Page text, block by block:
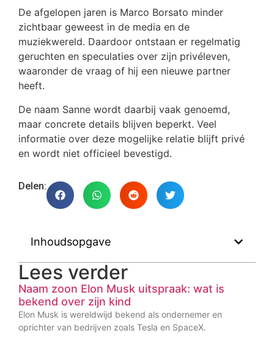
De afgelopen jaren is Marco Borsato minder
zichtbaar geweest in de media en de
muziekwereld. Daardoor ontstaan er regelmatig
geruchten en speculaties over zijn privéleven,
waaronder de vraag of hij een nieuwe partner
heeft.
De naam Sanne wordt daarbij vaak genoemd,
maar concrete details blijven beperkt. Veel
informatie over deze mogelijke relatie blijft privé
en wordt niet officieel bevestigd.
Delen:
Inhoudsopgave
Lees verder
Naam zoon Elon Musk uitspraak: wat is
bekend over zijn kind
Elon Musk is wereldwijd bekend als ondernemer en
oprichter van bedrijven zoals Tesla en SpaceX.